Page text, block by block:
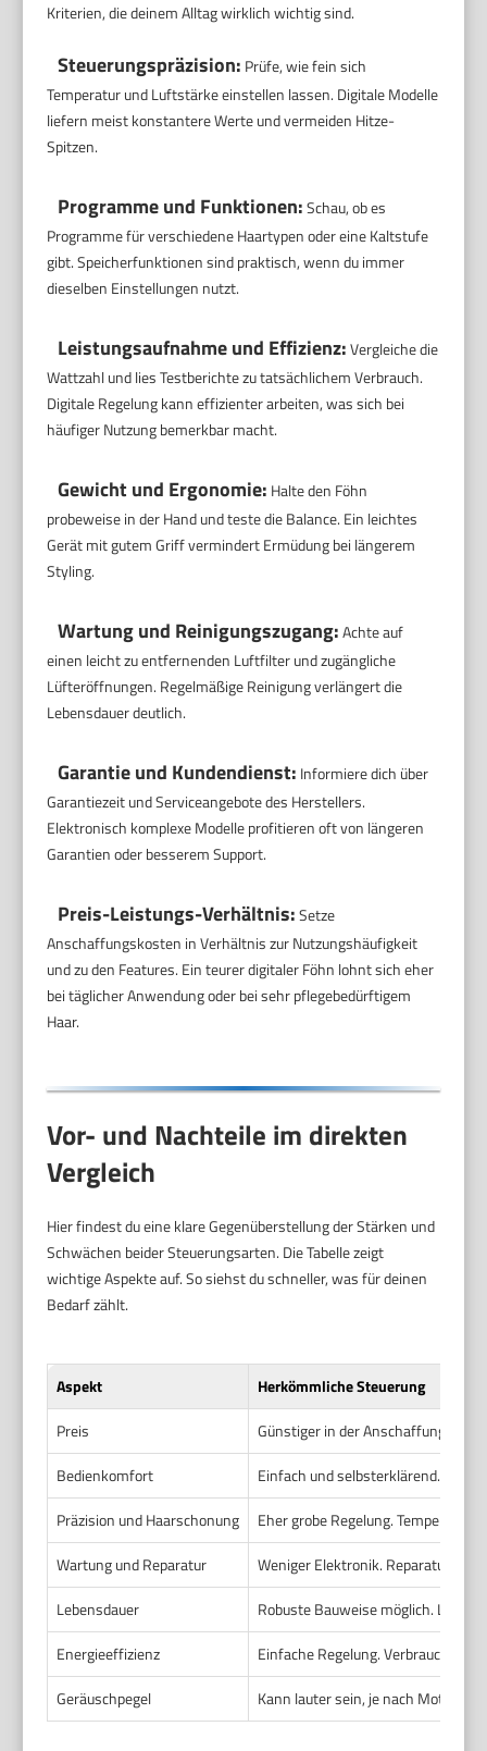
Kriterien, die deinem Alltag wirklich wichtig sind.
Steuerungspräzision: Prüfe, wie fein sich
Temperatur und Luftstärke einstellen lassen. Digitale Modelle
liefern meist konstantere Werte und vermeiden Hitze-
Spitzen.
Programme und Funktionen:Schau, ob es
Programme für verschiedene Haartypen oder eine Kaltstufe
gibt. Speicherfunktionen sind praktisch, wenn du immer
dieselben Einstellungen nutzt.
Leistungsaufnahme und Effizienz:Vergleiche die
Wattzahl und lies Testberichte zu tatsächlichem Verbrauch.
Digitale Regelung kann effizienter arbeiten, was sich bei
häufiger Nutzung bemerkbar macht.
Gewicht und Ergonomie: Halte den Föhn
probeweise in der Hand und teste die Balance. Ein leichtes
Gerät mit gutem Griff vermindert Ermüdung bei längerem
Styling.
Wartung und Reinigungszugang:Achte auf
einen leicht zu entfernenden Luftfilter und zugängliche
Lüfteröffnungen. Regelmäßige Reinigung verlängert die
Lebensdauer deutlich.
Garantie und Kundendienst: Informiere dich über
Garantiezeit und Serviceangebote des Herstellers.
Elektronisch komplexe Modelle profitieren oft von längeren
Garantien oder besserem Support.
Preis-Leistungs-Verhältnis:Setze
Anschaffungskosten in Verhältnis zur Nutzungshäufigkeit
und zu den Features. Ein teurer digitaler Föhn lohnt sich eher
bei täglicher Anwendung oder bei sehr pflegebedürftigem
Haar.
Vor- und Nachteile im direkten
Vergleich
Hier findest du eine klare Gegenüberstellung der Stärken und
Schwächen beider Steuerungsarten. Die Tabelle zeigt
wichtige Aspekte auf. So siehst du schneller, was für deinen
Bedarf zählt.
Aspekt
Herkömmliche Steuerung
Preis
Günstiger in der Anschaffung.
Bedienkomfort
Einfach und selbsterklärend.
Präzision und Haarschonung
Eher grobe Regelung.
Wartung und Reparatur
Weniger Elektronik. Reparaturen
Lebensdauer
Robuste Bauweise möglich.
Energieeffizienz
Einfache Regelung. Verbrauch
Geräuschpegel
Kann lauter sein, je nach